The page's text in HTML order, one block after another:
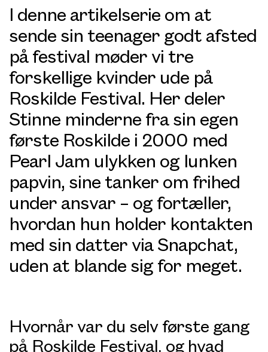
I denne artikelserie om at
sende sin teenager godt afsted
på festival møder vi tre
forskellige kvinder ude på
Roskilde Festival. Her deler
Stinne minderne fra sin egen
første Roskilde i 2000 med
Pearl Jam ulykken og lunken
papvin, sine tanker om frihed
under ansvar – og fortæller,
hvordan hun holder kontakten
med sin datter via Snapchat,
uden at blande sig for meget.
Hvornår var du selv første gang
på Roskilde Festival, og hvad